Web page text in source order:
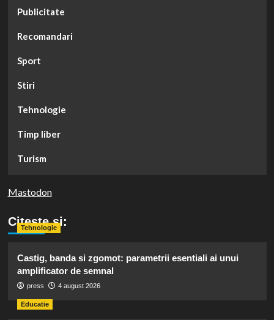
Publicitate
Recomandari
Sport
Stiri
Tehnologie
Timp liber
Turism
Mastodon
Citeste si:
Tehnologie
Castig, banda si zgomot: parametrii esentiali ai unui
amplificator de semnal
press 4 august 2026
Educatie